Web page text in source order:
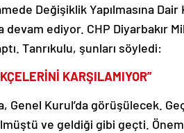
Değişiklik Yapılmasına Dair
devam ediyor. CHP Diyarbakır
Tanrıkulu, şunları söyledi:
KARŞILAMIYOR”
Genel Kurul’da görüşülecek.
ve geldiği gibi geçti.